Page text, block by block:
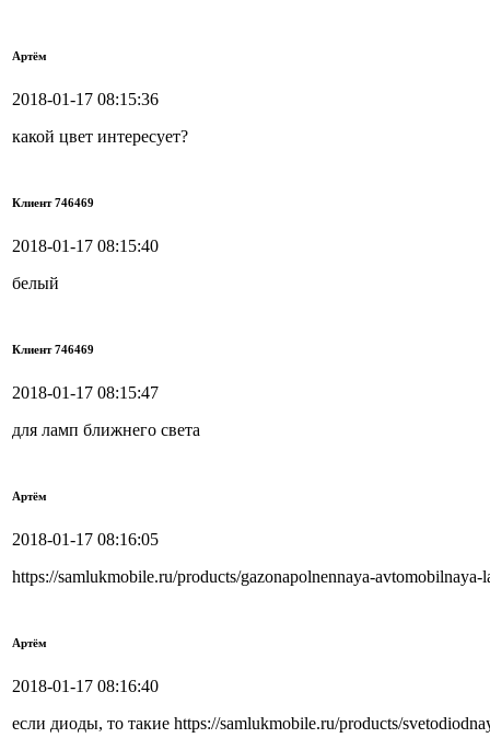
Артём
2018-01-17 08:15:36
какой цвет интересует?
Клиент 746469
2018-01-17 08:15:40
белый
Клиент 746469
2018-01-17 08:15:47
для ламп ближнего света
Артём
2018-01-17 08:16:05
https://samlukmobile.ru/products/gazonapolnennaya-
Артём
2018-01-17 08:16:40
если диоды, то такие https://samlukmobile.ru/products/